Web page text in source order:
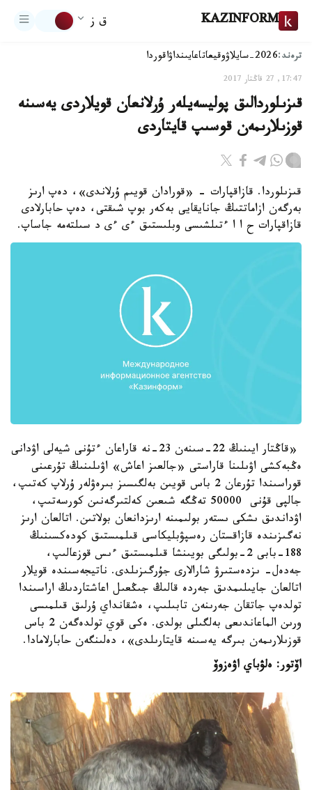
KAZINFORM ق ز
ترەند:2026-سايلاۋ وقيعاتاعايىنداۋاقوردا
17:47, 27 قاڭتار 2017
قىزىلوردالىق پوليسەيلەر ۇرلانعان قويلاردى يەسىنە
قوزىلارىمەن قوسىپ قايتاردى
قىزىلوردا. قازاقپارات - «قورادان قويىم ۇرلاندى»، دەپ ارىز
بەرگەن ازاماتتىڭ جانايقايى بەكەر بوپ شىقتى، دەپ حابارلادى
قازاقپارات ح ا ا ءتىلشىسى وبلىستىق ءى ءى د سىلتەمە جاساپ.
«قاڭتار ايىنىڭ 22-سىنەن 23-نە قاراعان ءتۇنى شيەلى اۋدانى
ەڭبەكشى اۋىلىنا قاراستى «جالعىز اعاش» اۋىلىنىڭ تۇرعىنى
قوراسىندا تۇرعان 2 باس قويىن بەلگىسىز بىرەۋلەر ۇرلاپ كەتىپ،
جالپى قۇنى 50000 تەڭگە شىعىن كەلتىرگەنىن كورسەتىپ،
اۋداندىق ىشكى ىستەر بولىمىنە ارىزدانعان بولاتىن. اتالعان ارىز
نەگىزىندە قازاقستان رەسپۋبليكاسى قىلمىستىق كودەكسىنىڭ
188-بابى 2-بولىگى بويىنشا قىلمىستىق ءىس قوزعالىپ،
جەدەل- ىزدەستىرۋ شارالارى جۇرگىزىلدى. ناتيجەسىندە قويلار
اتالعان جايىلىمدىق جەردە قالىڭ جىڭعىل اعاشتاردىڭ اراسىندا
تولدەپ جاتقان جەرىنەن تابىلىپ، ەشقانداي ۇرلىق قىلمىسى
ورىن الماعاندىعى بەلگىلى بولدى. ەكى قوي تولدەگەن 2 باس
قوزىلارىمەن بىرگە يەسىنە قايتارىلدى»، دەلىنگەن حابارلامادا.
اۆتور: ەلۋباي اۋەزوۆ